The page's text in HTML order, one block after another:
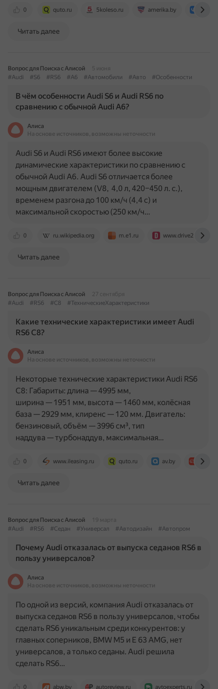
0 quto.ru 5koleso.ru amerika.by
Читать далее
Вопрос для Поиска с Алисой
5 июня
#Audi
#S6 #RS6 #A6 #Автомобили #Авто #Особенности
В чём особенности Audi S6 и Audi RS6 по
сравнению с обычной Audi A6?
Алиса
На основе источников, возможны неточности
0 ru.wikipedia.org m.e1.ru www.drive2.ru
Audi S6 и Audi RS6 имеют более высокие
динамические характеристики по сравнению с
обычной Audi A6. Audi S6 отличается более
мощным двигателем (V8, 4,0 л, 420–450 л. с.),
временем разгона до 100 км/ч (4,4 с) и
максимальной скоростью (250 км/ч…
Читать далее
Вопрос для Поиска с Алисой
27 сентября
#Audi
#RS6 #C8 #ТехническиеХарактеристики
Какие технические характеристики имеет Audi
RS6 C8?
Алиса
На основе источников, возможны неточности
0 www.ileasing.ru quto.ru av.by auto.ru
Некоторые технические характеристики Audi RS6
C8: Габариты: длина — 4995 мм,
ширина — 1951 мм, высота — 1460 мм, колёсная
база — 2929 мм, клиренс — 120 мм. Двигатель:
бензиновый, объём — 3996 см³, тип
наддува — турбонаддув, максимальная…
Читать далее
Вопрос для Поиска с Алисой
19 марта
#Audi
#RS6 #Седан #Универсал #Автодизайн #Автопром
Почему Audi отказалась от выпуска седанов RS6 в
пользу универсалов?
Алиса
На основе источников, возможны неточности
0 abw.by autoreview.ru avtoexperts.ru
По одной из версий, компания Audi отказалась от
выпуска седанов RS6 в пользу универсалов, чтобы
сделать RS6 уникальным среди конкурентов: у
главных соперников, BMW M5 и E 63 AMG, нет
универсалов, а только седаны. Audi решила
сделать RS6…